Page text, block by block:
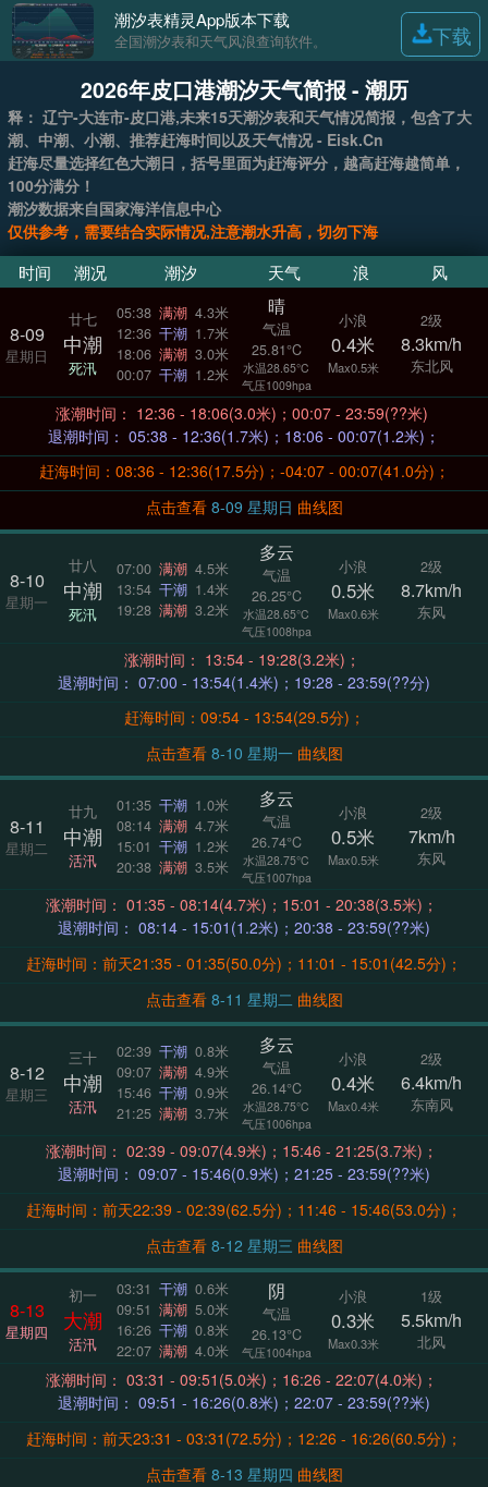
潮汐表精灵App版本下载
全国潮汐表和天气风浪查询软件。 下载
2026年皮口港潮汐天气简报 - 潮历
释： 辽宁-大连市-皮口港,未来15天潮汐表和天气情况简报，包含了大
潮、中潮、小潮、推荐赶海时间以及天气情况 - Eisk.Cn
赶海尽量选择红色大潮日，括号里面为赶海评分，越高赶海越简单，
100分满分！
潮汐数据来自国家海洋信息中心
仅供参考，需要结合实际情况,注意潮水升高，切勿下海
时间 潮况 潮汐 天气 浪 风
8-09
星期日
廿七
中潮
死汛
05:38 满潮 4.3米
12:36 干潮 1.7米
18:06 满潮 3.0米
00:07 干潮 1.2米
晴
气温
25.81°C
水温28.65°C
气压1009hpa
小浪
0.4米
Max0.5米
2级
8.3km/h
东北风
涨潮时间： 12:36 - 18:06(3.0米)；00:07 - 23:59(??米)
退潮时间： 05:38 - 12:36(1.7米)；18:06 - 00:07(1.2米)；
赶海时间：08:36 - 12:36(17.5分)；-04:07 - 00:07(41.0分)；
点击查看
8-09 星期日 曲线图
8-10
星期一
廿八
中潮
死汛
07:00 满潮 4.5米
13:54 干潮 1.4米
19:28 满潮 3.2米
多云
气温
26.25°C
水温28.65°C
气压1008hpa
小浪
0.5米
Max0.6米
2级
8.7km/h
东风
涨潮时间： 13:54 - 19:28(3.2米)；
退潮时间： 07:00 - 13:54(1.4米)；19:28 - 23:59(??分)
赶海时间：09:54 - 13:54(29.5分)；
点击查看
8-10 星期一 曲线图
8-11
星期二
廿九
中潮
活汛
01:35 干潮 1.0米
08:14 满潮 4.7米
15:01 干潮 1.2米
20:38 满潮 3.5米
多云
气温
26.74°C
水温28.75°C
气压1007hpa
小浪
0.5米
Max0.5米
2级
7km/h
东风
涨潮时间： 01:35 - 08:14(4.7米)；15:01 - 20:38(3.5米)；
退潮时间： 08:14 - 15:01(1.2米)；20:38 - 23:59(??米)
赶海时间：前天21:35 - 01:35(50.0分)；11:01 - 15:01(42.5分)；
点击查看
8-11 星期二 曲线图
8-12
星期三
三十
中潮
活汛
02:39 干潮 0.8米
09:07 满潮 4.9米
15:46 干潮 0.9米
21:25 满潮 3.7米
多云
气温
26.14°C
水温28.75°C
气压1006hpa
小浪
0.4米
Max0.4米
2级
6.4km/h
东南风
涨潮时间： 02:39 - 09:07(4.9米)；15:46 - 21:25(3.7米)；
退潮时间： 09:07 - 15:46(0.9米)；21:25 - 23:59(??米)
赶海时间：前天22:39 - 02:39(62.5分)；11:46 - 15:46(53.0分)；
点击查看
8-12 星期三 曲线图
8-13
星期四
初一
大潮
活汛
03:31 干潮 0.6米
09:51 满潮 5.0米
16:26 干潮 0.8米
22:07 满潮 4.0米
阴
气温
26.13°C
气压1004hpa
小浪
0.3米
Max0.3米
1级
5.5km/h
北风
涨潮时间： 03:31 - 09:51(5.0米)；16:26 - 22:07(4.0米)；
退潮时间： 09:51 - 16:26(0.8米)；22:07 - 23:59(??米)
赶海时间：前天23:31 - 03:31(72.5分)；12:26 - 16:26(60.5分)；
点击查看
8-13 星期四 曲线图